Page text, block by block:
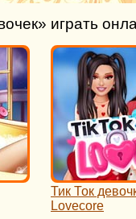
играть
Тик Ток
Lovecore